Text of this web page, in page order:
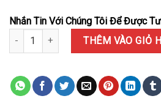
Nhắn Tin Với Chúng Tôi Để Được
Đồng Hồ Rolex Datejust 126331
THÊM VÀO GIỎ